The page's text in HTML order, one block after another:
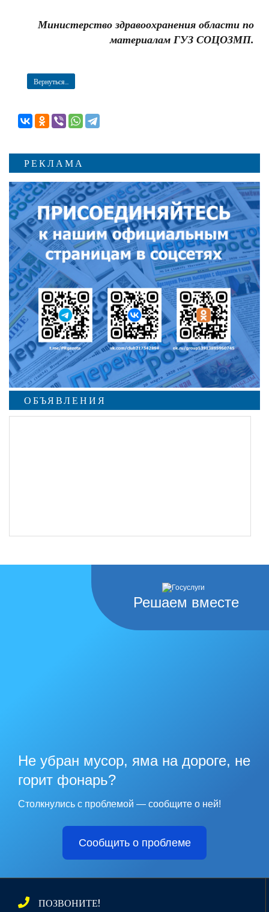
Министерство здравоохранения области по
материалам ГУЗ СОЦОЗМП.
Вернуться...
РЕКЛАМА
ОБЪЯВЛЕНИЯ
Решаем вместе
Не убран мусор, яма на дороге, не
горит фонарь?
Столкнулись с проблемой — сообщите о ней!
Сообщить о проблеме
ПОЗВОНИТЕ!